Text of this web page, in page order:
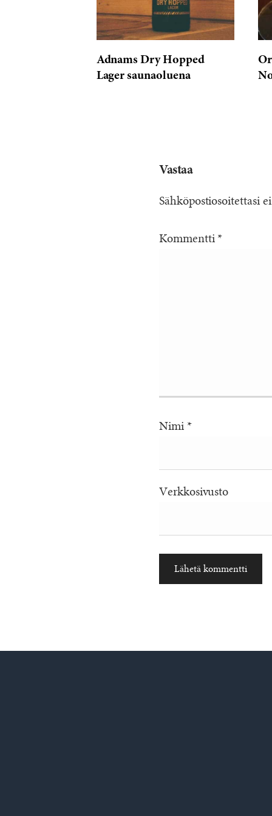
reviews
Adnams Dry Hopped
Lager saunaoluena
Vastaa
Sähköpostiosoitettasi
Kommentti *
Nimi *
Verkkosivusto